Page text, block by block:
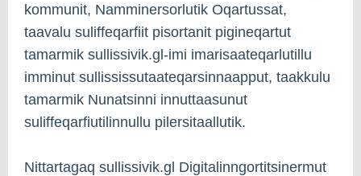
kommunit, Namminersorlutik Oqartussat,
taavalu suliffeqarfiit pisortanit pigineqartut
tamarmik sullissivik.gl-imi imarisaateqarlutillu
imminut sullississutaateqarsinnaapput, taakkulu
tamarmik Nunatsinni innuttaasunut
suliffeqarfiutilinnullu pilersitaallutik.
Nittartagaq sullissivik.gl Digitalinngortitsinermut